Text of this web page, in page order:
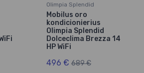
Olimpia Splendid
Mobilus oro
kondicionierius
Olimpia Splendid
Dolceclima Brezza 14
HP WiFi
496 € 689 €